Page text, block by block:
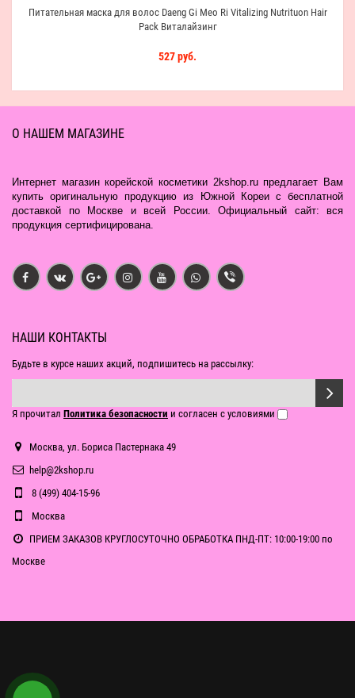
Питательная маска для волос Daeng Gi Meo Ri Vitalizing Nutrituon Hair
Pack Виталайзинг
527 руб.
О НАШЕМ МАГАЗИНЕ
Интернет магазин корейской косметики 2kshop.ru предлагает Вам
купить оригинальную продукцию из Южной Кореи с бесплатной
доставкой по Москве и всей России. Официальный сайт: вся
продукция сертифицирована.
НАШИ КОНТАКТЫ
Будьте в курсе наших акций, подпишитесь на рассылку:
Я прочитал Политика безопасности и согласен с условиями
Москва, ул. Бориса Пастернака 49
help@2kshop.ru
8 (499) 404-15-96
Москва
ПРИЕМ ЗАКАЗОВ КРУГЛОСУТОЧНО ОБРАБОТКА ПНД-ПТ: 10:00-19:00 по
Москве